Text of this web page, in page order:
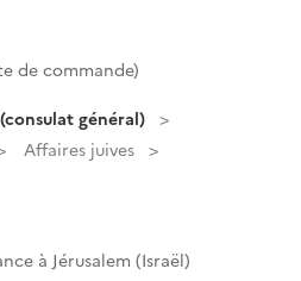
de commande)
général)
Affaires juives
à Jérusalem (Israël)